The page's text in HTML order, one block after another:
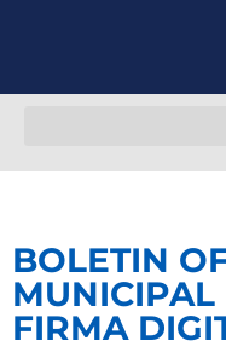
BOLETIN
MUNICIPAL
FIRMA